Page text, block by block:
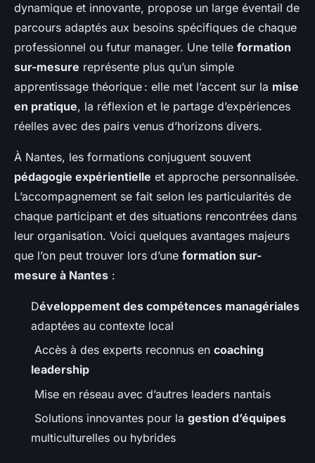
dynamique et innovante, propose un large éventail de
parcours adaptés aux besoins spécifiques de chaque
professionnel ou futur manager. Une telle formation
sur-mesure représente plus qu’un simple
apprentissage théorique : elle met l’accent sur la mise
en pratique, la réflexion et le partage d’expériences
réelles avec des pairs venus d’horizons divers.
À Nantes, les formations conjuguent souvent
pédagogie expérientielle et approche personnalisée.
L’accompagnement se fait selon les particularités de
chaque participant et des situations rencontrées dans
leur organisation. Voici quelques avantages majeurs
que l’on peut trouver lors d’une formation sur-
mesure à Nantes :
Développement des compétences managériales
adaptées au contexte local
Accès à des experts reconnus en coaching
leadership
Mise en réseau avec d’autres leaders nantais
Solutions innovantes pour la gestion d’équipes
multiculturelles ou hybrides